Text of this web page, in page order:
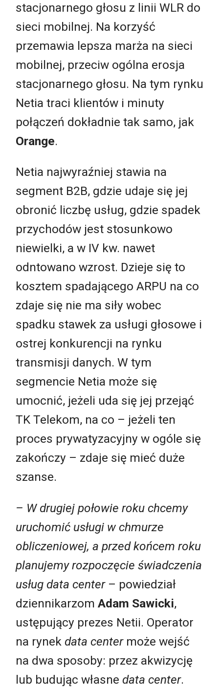
stacjonarnego głosu z linii WLR do
sieci mobilnej. Na korzyść
przemawia lepsza marża na sieci
mobilnej, przeciw ogólna erosja
stacjonarnego głosu. Na tym rynku
Netia traci klientów i minuty
połączeń dokładnie tak samo, jak
Orange.
Netia najwyraźniej stawia na
segment B2B, gdzie udaje się jej
obronić liczbę usług, gdzie spadek
przychodów jest stosunkowo
niewielki, a w IV kw. nawet
odntowano wzrost. Dzieje się to
kosztem spadającego ARPU na co
zdaje się nie ma siły wobec
spadku stawek za usługi głosowe i
ostrej konkurencji na rynku
transmisji danych. W tym
segmencie Netia może się
umocnić, jeżeli uda się jej przejąć
TK Telekom, na co – jeżeli ten
proces prywatyzacyjny w ogóle się
zakończy – zdaje się mieć duże
szanse.
– W drugiej połowie roku chcemy
uruchomić usługi w chmurze
obliczeniowej, a przed końcem roku
planujemy rozpoczęcie świadczenia
usług data center– powiedział
dziennikarzom Adam Sawicki,
ustępujący prezes Netii. Operator
na rynek data centermoże wejść
na dwa sposoby: przez akwizycję
lub budując własne data center.